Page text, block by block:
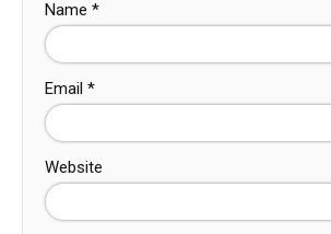
Name *
Email *
Website